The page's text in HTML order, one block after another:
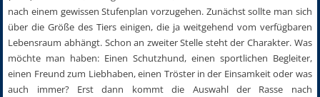
nach einem gewissen Stufenplan vorzugehen. Zunächst sollte man sich
über die Größe des Tiers einigen, die ja weitgehend vom verfügbaren
Lebensraum abhängt. Schon an zweiter Stelle steht der Charakter. Was
möchte man haben: Einen Schutzhund, einen sportlichen Begleiter,
einen Freund zum Liebhaben, einen Tröster in der Einsamkeit oder was
auch immer? Erst dann kommt die Auswahl der Rasse nach